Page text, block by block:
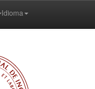
Idioma